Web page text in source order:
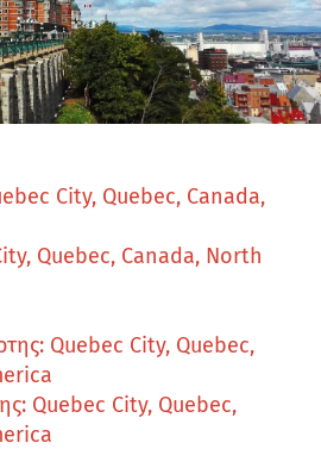
City, Quebec, Canada,
Quebec, Canada, North
Quebec City, Quebec,
Quebec City, Quebec,